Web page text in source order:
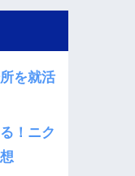
を就活
！ニク